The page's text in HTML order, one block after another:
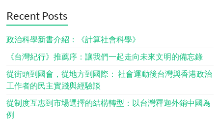
Recent Posts
政治科學新書介紹：《計算社會科學》
《台灣紀行》推薦序：讓我們一起走向未來文明的備忘錄
從街頭到國會，從地方到國際： 社會運動後台灣與香港政治
工作者的民主實踐與經驗談
從制度互惠到市場選擇的結構轉型：以台灣釋迦外銷中國為
例